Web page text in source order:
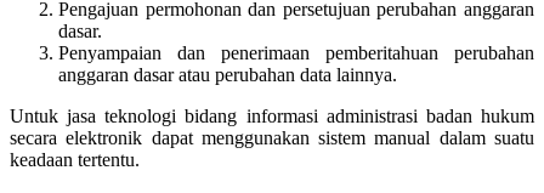
Pengajuan permohonan dan persetujuan perubahan anggaran
dasar.
Penyampaian dan penerimaan pemberitahuan perubahan
anggaran dasar atau perubahan data lainnya.
Untuk jasa teknologi bidang informasi administrasi badan hukum
secara elektronik dapat menggunakan sistem manual dalam suatu
keadaan tertentu.